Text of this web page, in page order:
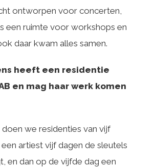
ontworpen voor concerten,
een ruimte voor workshops en
daar kwam alles samen.
heeft een residentie
en mag haar werk komen
doen we residenties van vijf
artiest vijf dagen de sleutels
en dan op de vijfde dag een